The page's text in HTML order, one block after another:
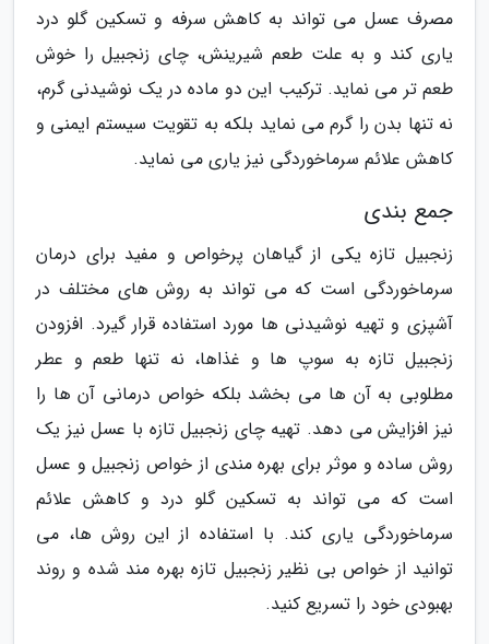
مصرف عسل می تواند به کاهش سرفه و تسکین گلو درد
یاری کند و به علت طعم شیرینش، چای زنجبیل را خوش
طعم تر می نماید. ترکیب این دو ماده در یک نوشیدنی گرم،
نه تنها بدن را گرم می نماید بلکه به تقویت سیستم ایمنی و
کاهش علائم سرماخوردگی نیز یاری می نماید.
جمع بندی
زنجبیل تازه یکی از گیاهان پرخواص و مفید برای درمان
سرماخوردگی است که می تواند به روش های مختلف در
آشپزی و تهیه نوشیدنی ها مورد استفاده قرار گیرد. افزودن
زنجبیل تازه به سوپ ها و غذاها، نه تنها طعم و عطر
مطلوبی به آن ها می بخشد بلکه خواص درمانی آن ها را
نیز افزایش می دهد. تهیه چای زنجبیل تازه با عسل نیز یک
روش ساده و موثر برای بهره مندی از خواص زنجبیل و عسل
است که می تواند به تسکین گلو درد و کاهش علائم
سرماخوردگی یاری کند. با استفاده از این روش ها، می
توانید از خواص بی نظیر زنجبیل تازه بهره مند شده و روند
بهبودی خود را تسریع کنید.